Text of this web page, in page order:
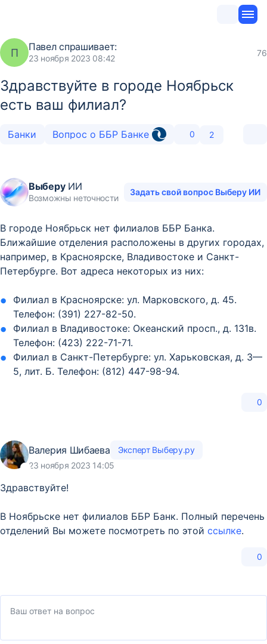
П Павелспрашивает:
23 ноября 2023 08:42
76
Здравствуйте в городе Ноябрьск
есть ваш филиал?
Банки Вопрос о ББР Банке 0 2
ВыберуИИ
Возможны неточности
Задать свой вопрос Выберу ИИ
В городе Ноябрьск нет филиалов ББР Банка.
Ближайшие отделения расположены в других городах,
например, в Красноярске, Владивостоке и Санкт-
Петербурге. Вот адреса некоторых из них:
Филиал в Красноярске: ул. Марковского, д. 45.
Телефон: (391) 227-82-50.
Филиал в Владивостоке: Океанский просп., д. 131в.
Телефон: (423) 222-71-71.
Филиал в Санкт-Петербурге: ул. Харьковская, д. 3—
5, лит. Б. Телефон: (812) 447-98-94.
0
Валерия Шибаева
Эксперт Выберу.ру
23 ноября 2023 14:05
Здравствуйте!
В Ноябрьске нет филиалов ББР Банк. Полный перечень
отделений Вы можете посмотреть по этой ссылке.
0